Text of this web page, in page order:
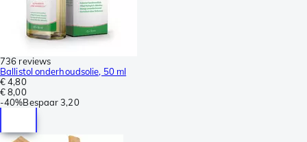
736 reviews
Ballistol onderhoudsolie, 50 ml
€ 4,80
€ 8,00
-40%Bespaar 3,20